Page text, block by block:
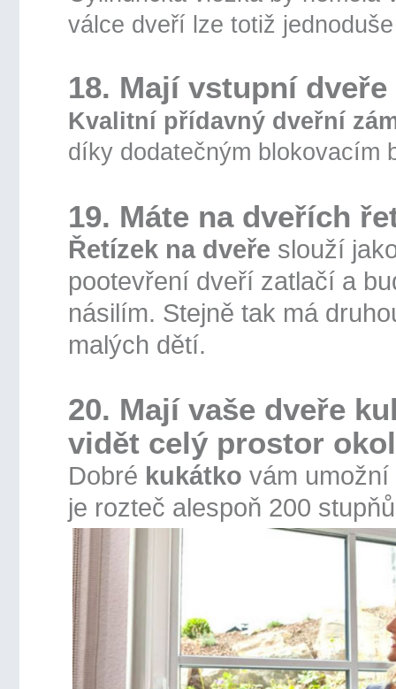
válce dveří lze totiž
18. Mají vstupní
Kvalitní přídavný dveřní
díky dodatečným blokovacím
19. Máte na dveřích
Řetízek na dveře slouží
pootevření dveří zatlačí a
násilím. Stejně tak má
malých dětí.
20. Mají vaše dveře
vidět celý prostor
Dobré kukátko vám umožní
je rozteč alespoň 200